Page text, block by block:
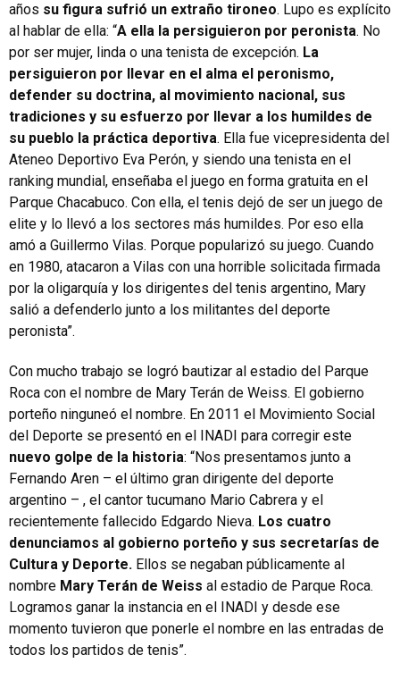
años su figura sufrió un extraño tironeo. Lupo es explícito
al hablar de ella: “A ella la persiguieron por peronista. No
por ser mujer, linda o una tenista de excepción. La
persiguieron por llevar en el alma el peronismo,
defender su doctrina, al movimiento nacional, sus
tradiciones y su esfuerzo por llevar a los humildes de
su pueblo la práctica deportiva. Ella fue vicepresidenta del
Ateneo Deportivo Eva Perón, y siendo una tenista en el
ranking mundial, enseñaba el juego en forma gratuita en el
Parque Chacabuco. Con ella, el tenis dejó de ser un juego de
elite y lo llevó a los sectores más humildes. Por eso ella
amó a Guillermo Vilas. Porque popularizó su juego. Cuando
en 1980, atacaron a Vilas con una horrible solicitada firmada
por la oligarquía y los dirigentes del tenis argentino, Mary
salió a defenderlo junto a los militantes del deporte
peronista”.
Con mucho trabajo se logró bautizar al estadio del Parque
Roca con el nombre de Mary Terán de Weiss. El gobierno
porteño ninguneó el nombre. En 2011 el Movimiento Social
del Deporte se presentó en el INADI para corregir este
nuevo golpe de la historia: “Nos presentamos junto a
Fernando Aren – el último gran dirigente del deporte
argentino – , el cantor tucumano Mario Cabrera y el
recientemente fallecido Edgardo Nieva. Los cuatro
denunciamos al gobierno porteño y sus secretarías de
Cultura y Deporte. Ellos se negaban públicamente al
nombre Mary Terán de Weiss al estadio de Parque Roca.
Logramos ganar la instancia en el INADI y desde ese
momento tuvieron que ponerle el nombre en las entradas de
todos los partidos de tenis”.